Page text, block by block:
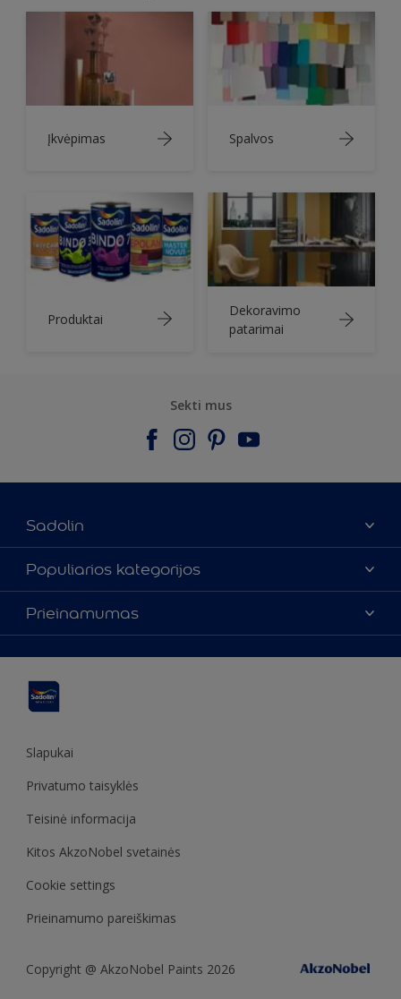
Įkvėpimas Spalvos
Produktai
Dekoravimo
patarimai
Sekti mus
Sadolin
Apie mus
Susisiekti su mumis
Rasti parduotuvę
Populiarios kategorijos
Spalvos
Produktai
Įkvėpimas
Dekoravimo patarimai
Sadolin Metų spalva
Prieinamumas
Slapukai
Privatumo taisyklės
Teisinė informacija
Kitos AkzoNobel svetainės
Cookie settings
Prieinamumo pareiškimas
Copyright @ AkzoNobel Paints 2026